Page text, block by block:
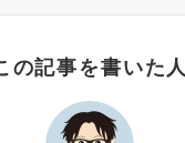
の記事を書いた人